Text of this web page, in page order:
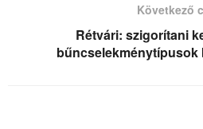
Következő
Rétvári: szigorítani
bűncselekménytípusok